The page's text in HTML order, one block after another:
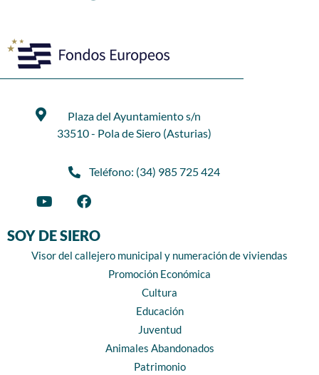
Plaza del Ayuntamiento s/n
33510 - Pola de Siero (Asturias)
Teléfono: (34) 985 725 424
SOY DE SIERO
Visor del callejero municipal y numeración de viviendas
Promoción Económica
Cultura
Educación
Juventud
Animales Abandonados
Patrimonio